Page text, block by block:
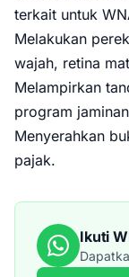
terkait untuk
Melakukan
wajah, retina
Melampirkan
program
Menyerahkan
pajak.
Ikuti